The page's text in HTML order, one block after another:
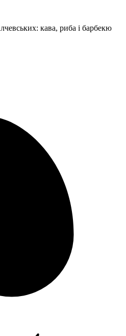
кава, риба і барбекю